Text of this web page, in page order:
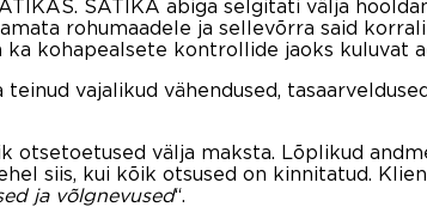
SATIKA abiga selgitati välja
rohumaadele ja sellevõrra said
kohapealsete kontrollide jaoks kuluvat
vajalikud vähendused,
otsetoetused välja maksta. Lõplikud
siis, kui kõik otsused on kinnitatud.
ja võlgnevused“.